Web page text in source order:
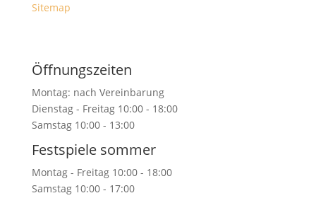
Sitemap
Öffnungszeiten
Montag: nach Vereinbarung
Dienstag - Freitag 10:00 - 18:00
Samstag 10:00 - 13:00
Festspiele sommer
Montag - Freitag 10:00 - 18:00
Samstag 10:00 - 17:00